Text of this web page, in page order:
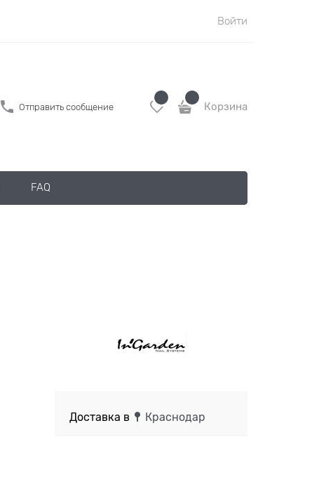
Войти
Отправить сообщение Корзина
FAQ
Доставка в Краснодар